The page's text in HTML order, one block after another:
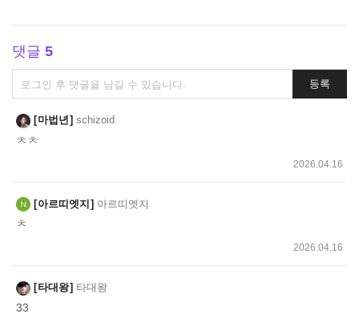
댓글 5
댓
글
쓰
기
등록
마법년 schizoid
ㅊㅊ
2026.04.16
아르띠엣지 아르띠엣지
ㅊ
2026.04.16
타대왕 타대왕
33